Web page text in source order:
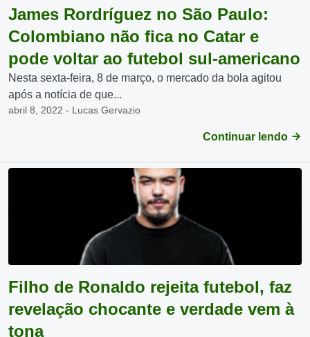
James Rordríguez no São Paulo:
Colombiano não fica no Catar e
pode voltar ao futebol sul-americano
Nesta sexta-feira, 8 de março, o mercado da bola agitou
após a notícia de que...
abril 8, 2022 - Lucas Gervazio
Continuar lendo
Filho de Ronaldo rejeita futebol, faz
revelação chocante e verdade vem à
tona